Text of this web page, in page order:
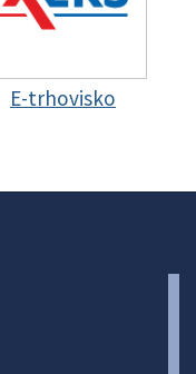
E-trhovisko